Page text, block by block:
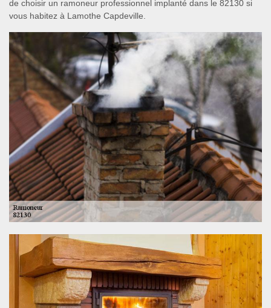
de choisir un ramoneur professionnel implanté dans le 82130 si
vous habitez à Lamothe Capdeville.